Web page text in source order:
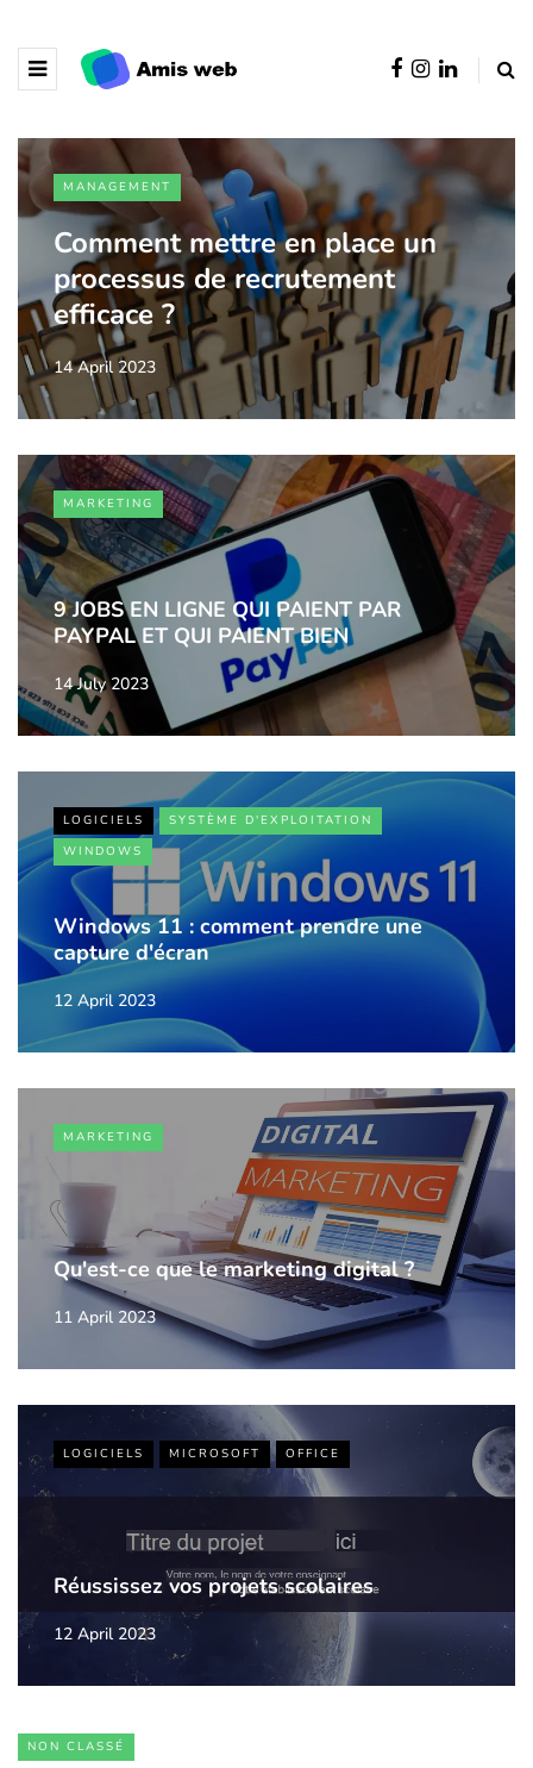
MANAGEMENT
Comment mettre en place un
processus de recrutement
efficace ?
14 April 2023
MARKETING
9 JOBS EN LIGNE QUI PAIENT PAR
PAYPAL ET QUI PAIENT BIEN
14 July 2023
LOGICIELS
SYSTÈME D'EXPLOITATION
WINDOWS
Windows 11 : comment prendre une
capture d'écran
12 April 2023
MARKETING
Qu'est-ce que le marketing digital ?
11 April 2023
LOGICIELS MICROSOFT OFFICE
Réussissez vos projets scolaires
12 April 2023
NON CLASSÉ